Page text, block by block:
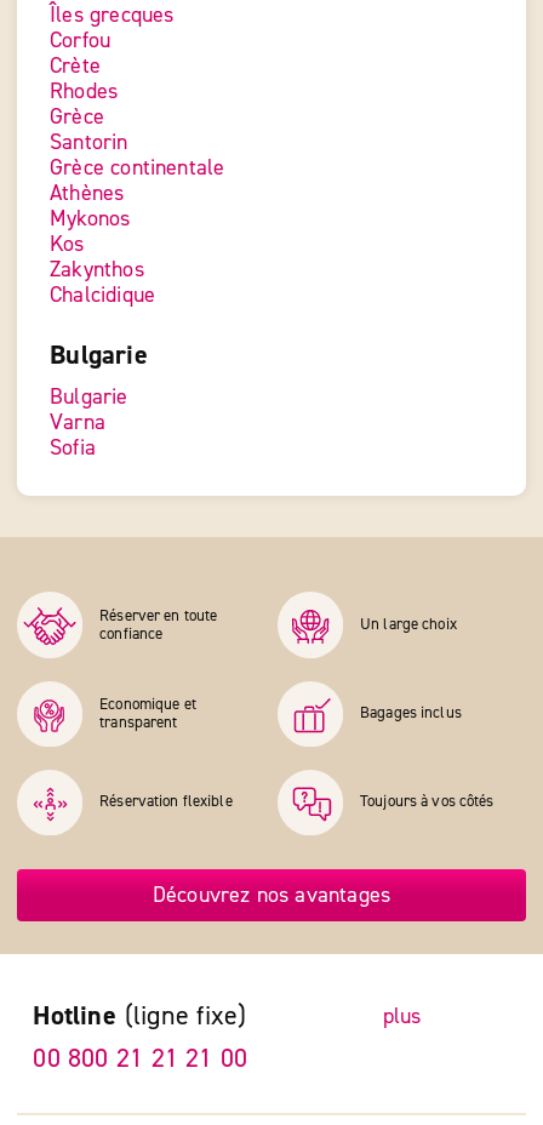
Îles grecques
Corfou
Crète
Rhodes
Grèce
Santorin
Grèce continentale
Athènes
Mykonos
Kos
Zakynthos
Chalcidique
Bulgarie
Bulgarie
Varna
Sofia
Réserver en toute
confiance
Un large choix
Economique et
transparent
Bagages inclus
Réservation flexible Toujours à vos côtés
Découvrez nos avantages
Hotline (ligne fixe) plus
00 800 21 21 21 00